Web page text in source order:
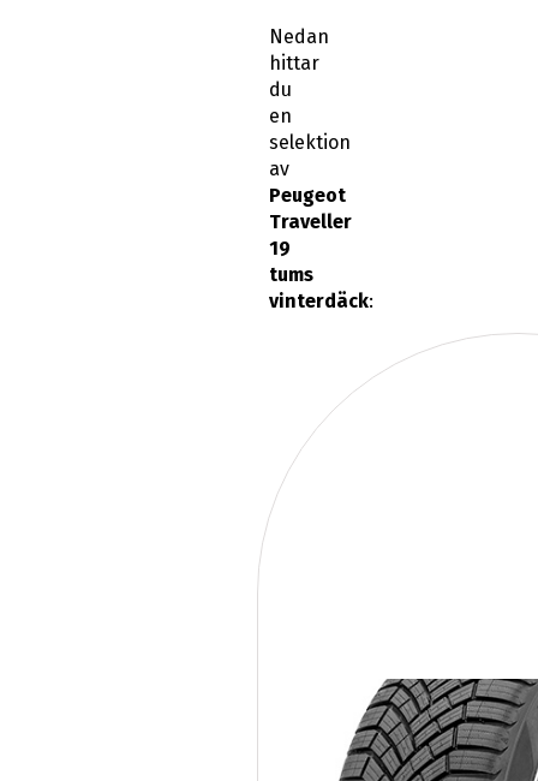
du
en
selektion
av
Peugeot
Traveller
19
tums
vinterdäck